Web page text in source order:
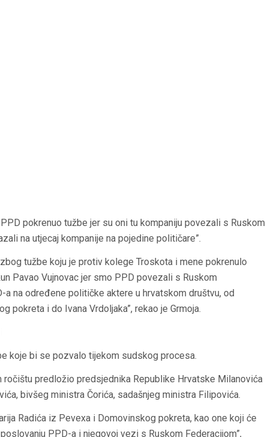
pokrenuo tužbe jer su oni tu kompaniju povezali s Ruskom
na utjecaj kompanije na pojedine političare”.
tužbe koju je protiv kolege Troskota i mene pokrenulo
Pavao Vujnovac jer smo PPD povezali s Ruskom
a na određene političke aktere u hrvatskom društvu, od
pokreta i do Ivana Vrdoljaka”, rekao je Grmoja.
koje bi se pozvalo tijekom sudskog procesa.
ročištu predložio predsjednika Republike Hrvatske Milanovića
bivšeg ministra Čorića, sadašnjeg ministra Filipovića.
Radića iz Pevexa i Domovinskog pokreta, kao one koji će
PPD-a i njegovoj vezi s Ruskom Federacijom”,